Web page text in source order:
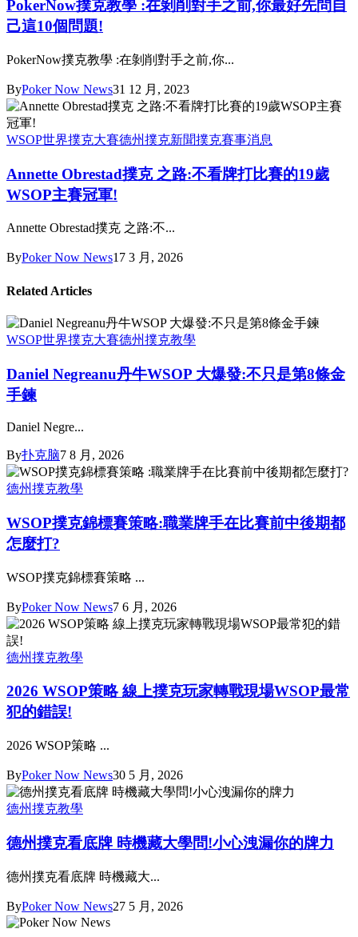
PokerNow撲克教學 :在剝削對手之前,你最好先問自
己這10個問題!
PokerNow撲克教學 :在剝削對手之前,你...
ByPoker Now News31 12 月, 2023
WSOP世界撲克大賽德州撲克新聞撲克賽事消息
Annette Obrestad撲克 之路:不看牌打比賽的19歲
WSOP主賽冠軍!
Annette Obrestad撲克 之路:不...
ByPoker Now News17 3 月, 2026
Related Articles
WSOP世界撲克大賽德州撲克教學
Daniel Negreanu丹牛WSOP 大爆發:不只是第8條金
手鍊
Daniel Negre...
By扑克脑7 8 月, 2026
德州撲克教學
WSOP撲克錦標賽策略:職業牌手在比賽前中後期都
怎麼打?
WSOP撲克錦標賽策略 ...
ByPoker Now News7 6 月, 2026
德州撲克教學
2026 WSOP策略 線上撲克玩家轉戰現場WSOP最常
犯的錯誤!
2026 WSOP策略 ...
ByPoker Now News30 5 月, 2026
德州撲克教學
德州撲克看底牌 時機藏大學問!小心洩漏你的牌力
德州撲克看底牌 時機藏大...
ByPoker Now News27 5 月, 2026